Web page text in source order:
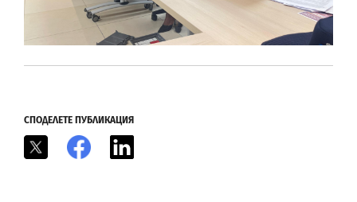
СПОДЕЛЕТЕ ПУБЛИКАЦИЯ
Facebook